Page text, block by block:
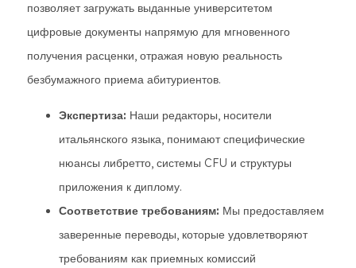
позволяет загружать выданные университетом
цифровые документы напрямую для мгновенного
получения расценки, отражая новую реальность
безбумажного приема абитуриентов.
Экспертиза: Наши редакторы, носители
итальянского языка, понимают специфические
нюансы либретто, системы CFU и структуры
приложения к диплому.
Соответствие требованиям: Мы предоставляем
заверенные переводы, которые удовлетворяют
требованиям как приемных комиссий